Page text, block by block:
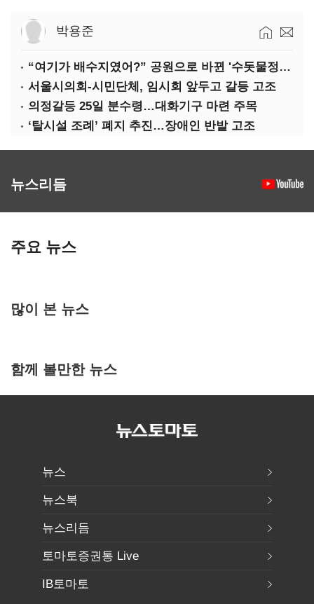
박용준
“여기가 배수지였어?” 공원으로 바뀐 '수돗물정거장'
서울시의회-시민단체, 임시회 앞두고 갈등 고조
의정갈등 25일 분수령…대화기구 마련 주목
‘탈시설 조례’ 폐지 추진…장애인 반발 고조
뉴스리듬
주요 뉴스
많이 본 뉴스
함께 볼만한 뉴스
뉴스
뉴스북
뉴스리듬
토마토증권통 Live
IB토마토